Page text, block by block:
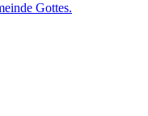
Gottes.